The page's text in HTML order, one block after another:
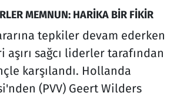
MEMNUN: HARİKA BİR FİKİR
tepkiler devam ederken
aşırı sağcı liderler tarafından
karşılandı. Hollanda
(PVV) Geert Wilders